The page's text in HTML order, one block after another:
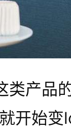
类产品
开始变